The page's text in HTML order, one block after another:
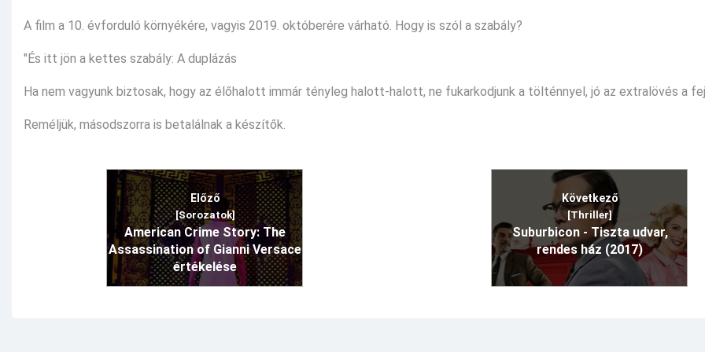
A film a 10. évforduló környékére, vagyis 2019. októberére várható. Hogy is szól a szabály?
"És itt jön a kettes szabály: A duplázás
Ha nem vagyunk biztosak, hogy az élőhalott immár tényleg halott-halott, ne fukarkodjunk a tölténnyel, jó az extralövés a
Reméljük, másodszorra is betalálnak a készítők.
Előző
[Sorozatok]
American Crime Story: The
Assassination of Gianni Versace
értékelése
Következő
[Thriller]
Suburbicon - Tiszta udvar,
rendes ház (2017)